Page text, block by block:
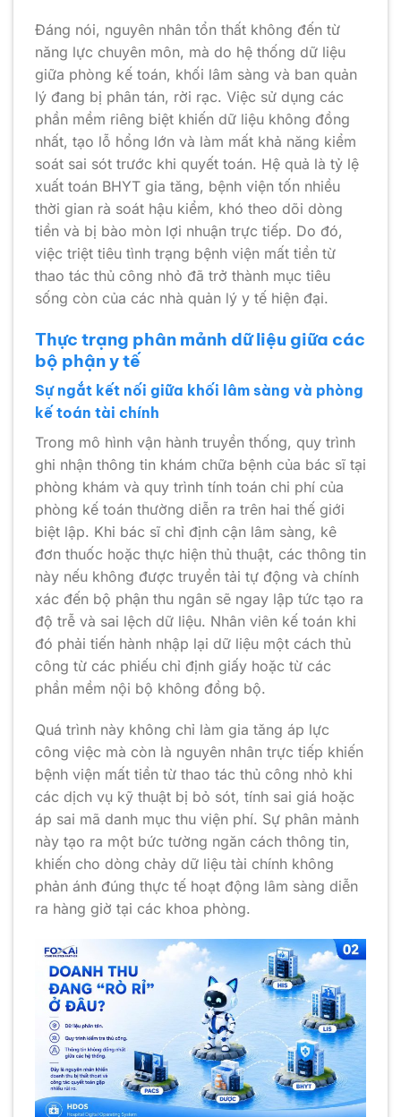
Đáng nói, nguyên nhân tổn thất không đến từ
năng lực chuyên môn, mà do hệ thống dữ liệu
giữa phòng kế toán, khối lâm sàng và ban quản
lý đang bị phân tán, rời rạc. Việc sử dụng các
phần mềm riêng biệt khiến dữ liệu không đồng
nhất, tạo lỗ hổng lớn và làm mất khả năng kiểm
soát sai sót trước khi quyết toán. Hệ quả là tỷ lệ
xuất toán BHYT gia tăng, bệnh viện tốn nhiều
thời gian rà soát hậu kiểm, khó theo dõi dòng
tiền và bị bào mòn lợi nhuận trực tiếp. Do đó,
việc triệt tiêu tình trạng bệnh viện mất tiền từ
thao tác thủ công nhỏ đã trở thành mục tiêu
sống còn của các nhà quản lý y tế hiện đại.
Thực trạng phân mảnh dữ liệu giữa các
bộ phận y tế
Sự ngắt kết nối giữa khối lâm sàng và phòng
kế toán tài chính
Trong mô hình vận hành truyền thống, quy trình
ghi nhận thông tin khám chữa bệnh của bác sĩ tại
phòng khám và quy trình tính toán chi phí của
phòng kế toán thường diễn ra trên hai thế giới
biệt lập. Khi bác sĩ chỉ định cận lâm sàng, kê
đơn thuốc hoặc thực hiện thủ thuật, các thông tin
này nếu không được truyền tải tự động và chính
xác đến bộ phận thu ngân sẽ ngay lập tức tạo ra
độ trễ và sai lệch dữ liệu. Nhân viên kế toán khi
đó phải tiến hành nhập lại dữ liệu một cách thủ
công từ các phiếu chỉ định giấy hoặc từ các
phần mềm nội bộ không đồng bộ.
Quá trình này không chỉ làm gia tăng áp lực
công việc mà còn là nguyên nhân trực tiếp khiến
bệnh viện mất tiền từ thao tác thủ công nhỏ khi
các dịch vụ kỹ thuật bị bỏ sót, tính sai giá hoặc
áp sai mã danh mục thu viện phí. Sự phân mảnh
này tạo ra một bức tường ngăn cách thông tin,
khiến cho dòng chảy dữ liệu tài chính không
phản ánh đúng thực tế hoạt động lâm sàng diễn
ra hàng giờ tại các khoa phòng.